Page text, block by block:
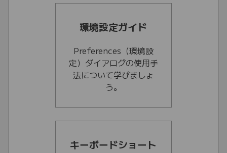
環境設定ガイド
Preferences（環境設
定）ダイアログの使用手
法について学びましょ
う。
キーボードショート